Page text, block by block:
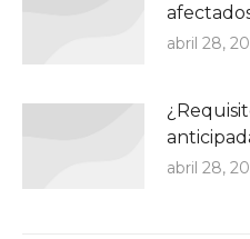
abril 28,
abril 28,